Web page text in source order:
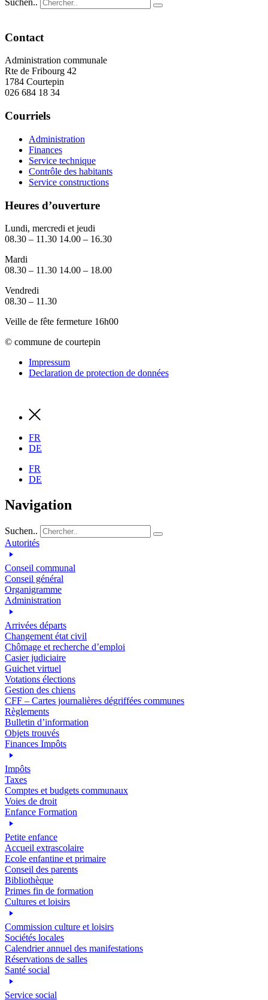
Suchen..
Contact
Administration communale
Rte de Fribourg 42
1784 Courtepin
026 684 18 34
Courriels
Administration
Finances
Service technique
Contrôle des habitants
Service constructions
Heures d’ouverture
Lundi, mercredi et jeudi
08.30 – 11.30 14.00 – 16.30
Mardi
08.30 – 11.30 14.00 – 18.00
Vendredi
08.30 – 11.30
Veille de fête fermeture 16h00
© commune de courtepin
Impressum
Declaration de protection de données
FR
DE
FR
DE
Navigation
Suchen..
Autorités
Conseil communal
Conseil général
Organigramme
Administration
Arrivées départs
Changement état civil
Chômage et recherche d’emploi
Casier judiciaire
Guichet virtuel
Votations élections
Gestion des chiens
CFF – Cartes journalières dégriffées communes
Règlements
Bulletin d’information
Objets trouvés
Finances Impôts
Impôts
Taxes
Comptes et budgets communaux
Voies de droit
Enfance Formation
Petite enfance
Accueil extrascolaire
Ecole enfantine et primaire
Conseil des parents
Bibliothèque
Primes fin de formation
Cultures et loisirs
Commission culture et loisirs
Sociétés locales
Calendrier annuel des manifestations
Réservations de salles
Santé social
Service social